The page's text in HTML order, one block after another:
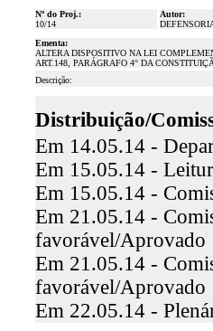
Nº do Proj.:
10/14
Autor:
Ementa:
ALTERA DISPOSITIVO NA LEI
ART.148, PARÁGRAFO 4° DA
Descrição:
Distribuição/
Em 14.05.14 -
Em 15.05.14 -
Em 15.05.14 -
Em 21.05.14 -
favorável/Aprovado
Em 21.05.14 -
favorável/Aprovado
Em 22.05.14 -